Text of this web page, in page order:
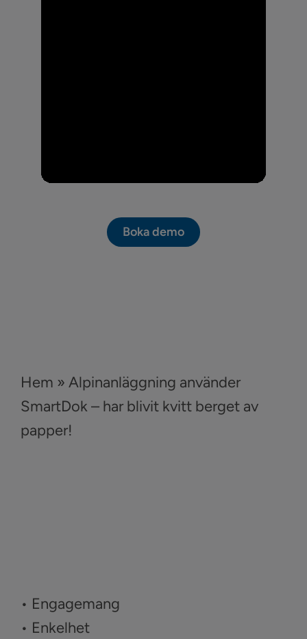
Boka demo
Hem » Alpinanläggning använder
SmartDok – har blivit kvitt berget av
papper!
• Engagemang
• Enkelhet